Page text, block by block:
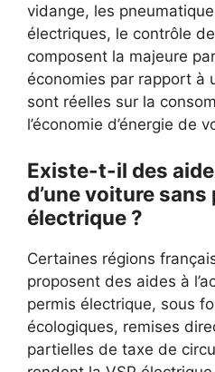
vidange, les
électriques, le contrôle
composent la majeure
économies par rapport à
sont réelles sur la
l’économie d’énergie de
Existe-t-il des
d’une voiture sans
électrique ?
Certaines régions
proposent des aides à
permis électrique, sous
écologiques, remises
partielles de taxe de